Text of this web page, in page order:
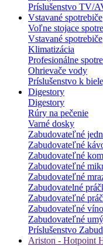
Príslušenstvo TV/
Vstavané spotrebiče
Voľne stojace
Vstavané spotrebiče
Klimatizácia
Profesionálne
Ohrievače vody
Príslušenstvo k
Digestory
Digestory
Rúry na pečenie
Varné dosky
Zabudovateľné
Zabudovateľné
Zabudovateľné
Zabudovateľné
Zabudovateľné
Zabudovatelné
Zabudovateľné
Zabudovateľné
Zabudovateľné
Príslušenstvo
Ariston - Hotpoint